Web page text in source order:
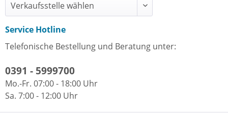
Service Hotline
Telefonische Bestellung und Beratung unter:
0391 - 5999700
Mo.-Fr. 07:00 - 18:00 Uhr
Sa. 7:00 - 12:00 Uhr